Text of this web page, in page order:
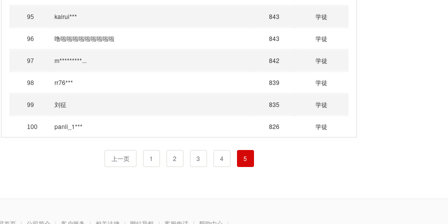
95 kairui*** 843 学徒
96 噜啦啦啦啦啦啦啦啦啦 843 学徒
97 m*********... 842 学徒
98 rr76*** 839 学徒
99 刘征 835 学徒
100 panli_1*** 826 学徒
上一页 1 2 3 4 5